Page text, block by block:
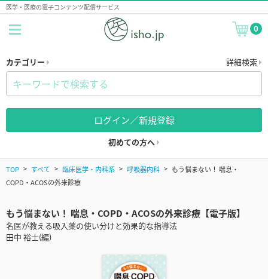
医学・医療の電子コンテンツ配信サービス
0
カテゴリー 詳細検索
ログイン／新規登録
初めての方へ
TOP すべて 臨床医学・内科系 呼吸器内科
もう悩まない！ 喘息・
COPD・ACOSの外来診療
もう悩まない！ 喘息・COPD・ACOSの外来診療【電子版】
名医が教える吸入薬の使い分けと効果的な指導法
田中 裕士(編)